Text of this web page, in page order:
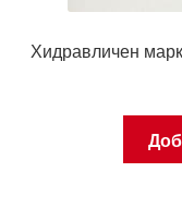
Хидравличен